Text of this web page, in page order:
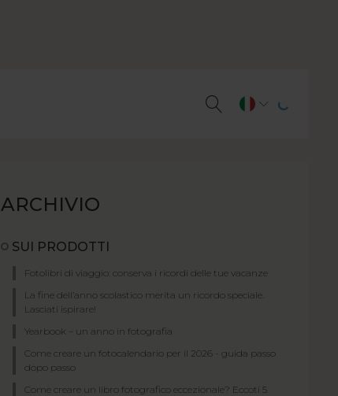
ARCHIVIO
SUI PRODOTTI
Fotolibri di viaggio: conserva i ricordi delle tue vacanze
La fine dell’anno scolastico merita un ricordo speciale.
Lasciati ispirare!
Yearbook – un anno in fotografia
Come creare un fotocalendario per il 2026 - guida passo
dopo passo
Come creare un libro fotografico eccezionale? Eccoti 5